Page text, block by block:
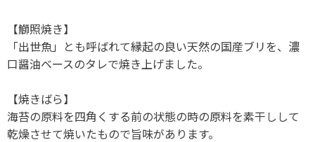
【鰤照焼き】
「出世魚」とも呼ばれて縁起の良い天然の国産ブリを、濃
口醤油ベースのタレで焼き上げました。
【焼きばら】
海苔の原料を四角くする前の状態の時の原料を素干しして
乾燥させて焼いたもので旨味があります。